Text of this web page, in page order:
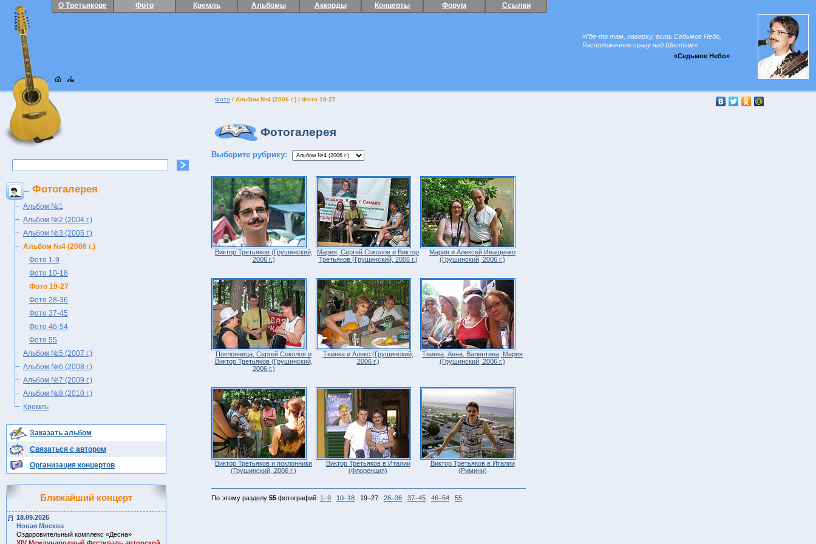
О Третьякове Фото Кремль Альбомы Аккорды Концерты Форум Ссылки
«Где-то там, наверху, есть Седьмое Небо,
Расположенное сразу над Шестым»
«Седьмое Небо»
Фото / Альбом №4 (2006 г.) / Фото 19-27
Фотогалерея
Фотогалерея
Альбом №1
Альбом №2 (2004 г.)
Альбом №3 (2005 г.)
Альбом №4 (2006 г.)
Фото 1-9
Фото 10-18
Фото 19-27
Фото 28-36
Фото 37-45
Фото 46-54
Фото 55
Альбом №5 (2007 г.)
Альбом №6 (2008 г.)
Альбом №7 (2009 г.)
Альбом №8 (2010 г.)
Кремль
Заказать альбом
Связаться с автором
Организация концертов
Ближайший концерт
18.09.2026
Новая Москва
Оздоровительный комплекс «Десна»
Выберите рубрику:
Виктор Третьяков (Грушинский,
2006 г.)
Мария, Сергей Соколов и Виктор
Третьяков (Грушинский, 2006 г.)
Мария и Алексей Иващенко
(Грушинский, 2006 г.)
Поклонница, Сергей Соколов и
Виктор Третьяков (Грушинский,
2006 г.)
Твинка и Алекс (Грушинский,
2006 г.)
Твинка, Анна, Валентина, Мария
(Грушинский, 2006 г.)
Виктор Третьяков и поклонники
(Грушинский, 2006 г.)
Виктор Третьяков в Италии
(Флоренция)
Виктор Третьяков в Италии
(Римини)
По этому разделу 55 фотографий: 1–9 10–18 19–27 28–36 37–45 46–54 55